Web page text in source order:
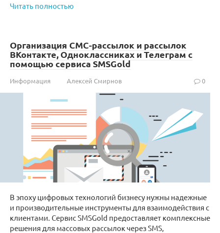
Читать полностью
Организация СМС-рассылок и рассылок
ВКонтакте, Одноклассниках и Телеграм с
помощью сервиса SMSGold
Информация Алексей Смирнов 0
В эпоху цифровых технологий бизнесу нужны надежные
и производительные инструменты для взаимодействия с
клиентами. Сервис SMSGold предоставляет комплексные
решения для массовых рассылок через SMS,